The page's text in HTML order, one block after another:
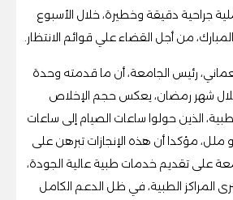
تنفيذ عدد 39 عملية جراحية دقيقة وخطيرة، خلال الأسبوع
من أجل القضاء علي قوائم الانتظار.
رئيس الجامعة، أن ما قدمته وحدة
شهر رمضان، يعكس حجم الإخلاص
الذين حولوا ساعات الصيام إلى ساعات
مؤكدا أن هذه الإنجازات تبرهن على
على تقديم خدمات طبية عالية الجودة،
المراكز الطبية، في ظل الدعم الكامل